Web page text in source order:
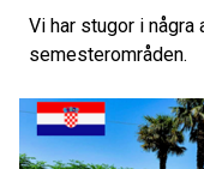
Vi har stugor i några
semesterområden.